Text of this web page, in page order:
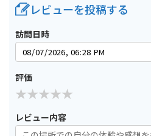
レビューを投稿する
訪問日時
評価
レビュー内容